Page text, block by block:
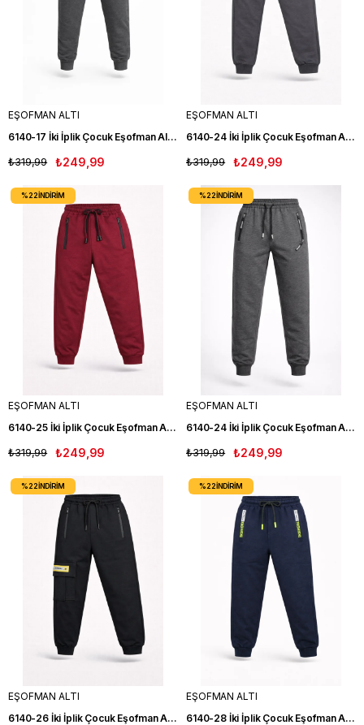
EŞOFMAN ALTI
6140-17 İki İplik Çocuk Eşofman Altı ANT
₺249,99
₺319,99
EŞOFMAN ALTI
6140-24 İki İplik Çocuk Eşofman Altı ANT
₺249,99
₺319,99
EŞOFMAN ALTI
6140-25 İki İplik Çocuk Eşofman Altı BORDO
₺249,99
₺319,99
%22İNDIRIM
EŞOFMAN ALTI
6140-24 İki İplik Çocuk Eşofman Altı GRİ
₺249,99
₺319,99
%22İNDIRIM
EŞOFMAN ALTI
6140-26 İki İplik Çocuk Eşofman Altı SİYAH
%22İNDIRIM
EŞOFMAN ALTI
6140-28 İki İplik Çocuk Eşofman Altı LACIVERT
%22İNDIRIM